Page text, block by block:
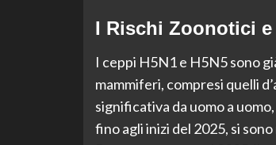
I Rischi Zoonotici
I ceppi H5N1 e H5N5 sono
mammiferi, compresi quelli
significativa da uomo a
fino agli inizi del 2025, si